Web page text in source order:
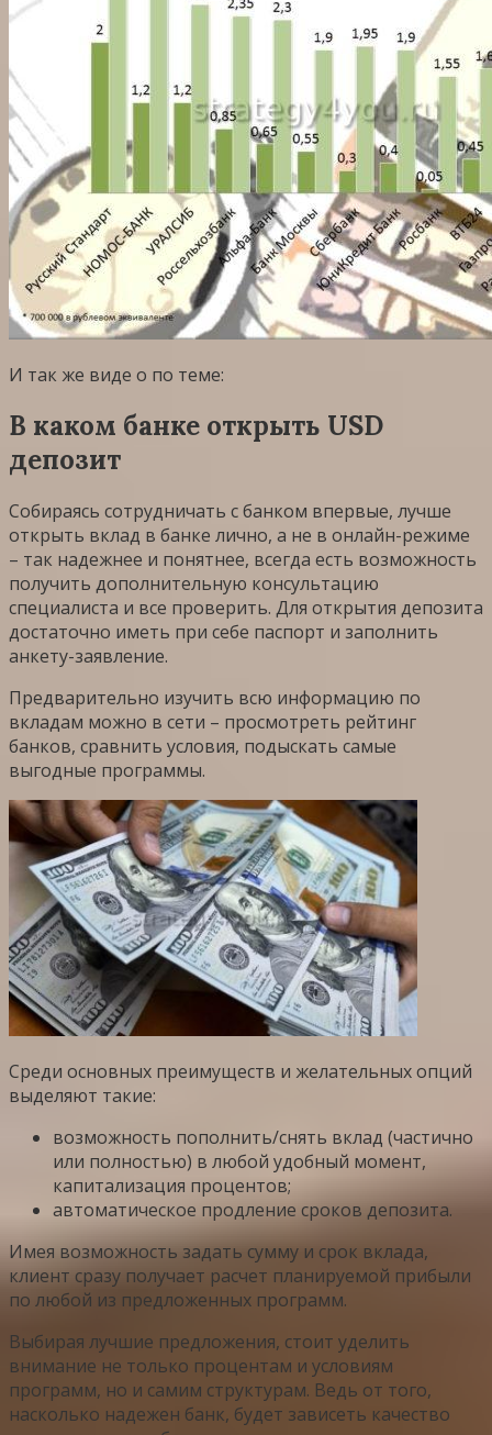
И так же виде о по теме:
В каком банке открыть USD
депозит
Собираясь сотрудничать с банком впервые, лучше
открыть вклад в банке лично, а не в онлайн-режиме
– так надежнее и понятнее, всегда есть возможность
получить дополнительную консультацию
специалиста и все проверить. Для открытия депозита
достаточно иметь при себе паспорт и заполнить
анкету-заявление.
Предварительно изучить всю информацию по
вкладам можно в сети – просмотреть рейтинг
банков, сравнить условия, подыскать самые
выгодные программы.
Среди основных преимуществ и желательных опций
выделяют такие:
возможность пополнить/снять вклад (частично
или полностью) в любой удобный момент,
капитализация процентов;
автоматическое продление сроков депозита.
Имея возможность задать сумму и срок вклада,
клиент сразу получает расчет планируемой прибыли
по любой из предложенных программ.
Выбирая лучшие предложения, стоит уделить
внимание не только процентам и условиям
программ, но и самим структурам. Ведь от того,
насколько надежен банк, будет зависеть качество